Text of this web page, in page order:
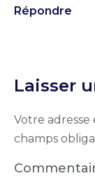
Répondre
Laisser
Votre adresse
champs